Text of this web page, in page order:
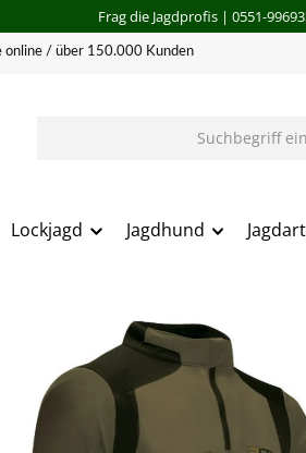
Frag die Jagdprofis| 0551-
online / über 150.000 Kunden
Lockjagd Jagdhund